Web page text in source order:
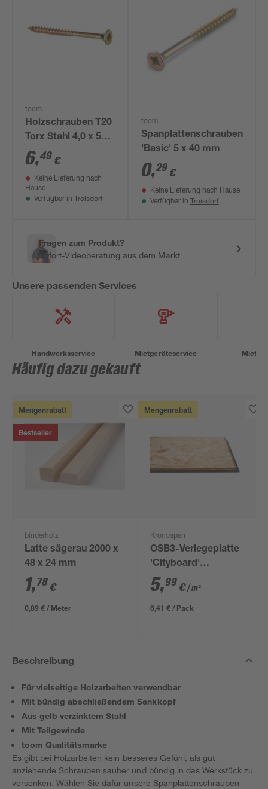
toom
Holzschrauben T20
Torx Stahl 4,0 x 50
mm 50 Stück
6,49 €
Keine Lieferung nach
Hause
Verfügbar in Troisdorf
toom
Spanplattenschrauben
'Basic' 5 x 40 mm
0,29 €
Keine Lieferung nach Hause
Verfügbar in Troisdorf
Fragen zum Produkt?
Sofort-Videoberatung aus dem Markt
Unsere passenden Services
Handwerksservice Mietgeräteservice
Häufig dazu gekauft
Mengenrabatt
Bestseller
binderholz
Latte sägerau 2000 x
48 x 24 mm
1,78 €
0,89 € / Meter
Mengenrabatt
Kronospan
OSB3-Verlegeplatte
'Cityboard'
ungeschliffen 1690 x
634 x 12 mm
5,99 €/ m²
6,41 € / Pack
Beschreibung
Für vielseitige Holzarbeiten verwendbar
Mit bündig abschließendem Senkkopf
Aus gelb verzinktem Stahl
Mit Teilgewinde
toom Qualitätsmarke
Es gibt bei Holzarbeiten kein besseres Gefühl, als gut
anziehende Schrauben sauber und bündig in das Werkstück zu
versenken. Wählen Sie dafür unsere Spanplattenschrauben